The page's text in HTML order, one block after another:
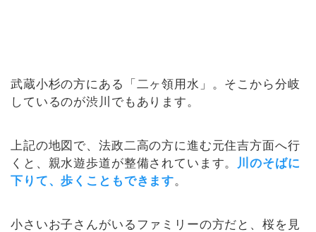
武蔵小杉の方にある「二ヶ領用水」。そこから分岐
しているのが渋川でもあります。
上記の地図で、法政二高の方に進む元住吉方面へ行
くと、親水遊歩道が整備されています。
川のそばに
下りて、歩くこともできます。
小さいお子さんがいるファミリーの方だと、桜を見